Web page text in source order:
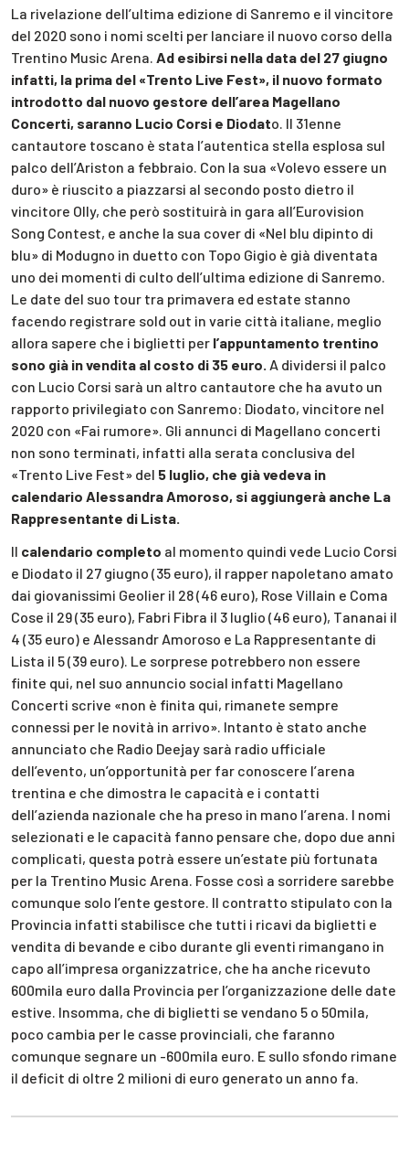
La rivelazione dell’ultima edizione di Sanremo e il vincitore
del 2020 sono i nomi scelti per lanciare il nuovo corso della
Trentino Music Arena. Ad esibirsi nella data del 27 giugno
infatti, la prima del «Trento Live Fest», il nuovo formato
introdotto dal nuovo gestore dell’area Magellano
Concerti, saranno Lucio Corsi e Diodato. Il 31enne
cantautore toscano è stata l’autentica stella esplosa sul
palco dell’Ariston a febbraio. Con la sua «Volevo essere un
duro» è riuscito a piazzarsi al secondo posto dietro il
vincitore Olly, che però sostituirà in gara all’Eurovision
Song Contest, e anche la sua cover di «Nel blu dipinto di
blu» di Modugno in duetto con Topo Gigio è già diventata
uno dei momenti di culto dell’ultima edizione di Sanremo.
Le date del suo tour tra primavera ed estate stanno
facendo registrare sold out in varie città italiane, meglio
allora sapere che i biglietti per l’appuntamento trentino
sono già in vendita al costo di 35 euro. A dividersi il palco
con Lucio Corsi sarà un altro cantautore che ha avuto un
rapporto privilegiato con Sanremo: Diodato, vincitore nel
2020 con «Fai rumore». Gli annunci di Magellano concerti
non sono terminati, infatti alla serata conclusiva del
«Trento Live Fest» del 5 luglio, che già vedeva in
calendario Alessandra Amoroso, si aggiungerà anche La
Rappresentante di Lista.
Il calendario completo al momento quindi vede Lucio Corsi
e Diodato il 27 giugno (35 euro), il rapper napoletano amato
dai giovanissimi Geolier il 28 (46 euro), Rose Villain e Coma
Cose il 29 (35 euro), Fabri Fibra il 3 luglio (46 euro), Tananai il
4 (35 euro) e Alessandr Amoroso e La Rappresentante di
Lista il 5 (39 euro). Le sorprese potrebbero non essere
finite qui, nel suo annuncio social infatti Magellano
Concerti scrive «non è finita qui, rimanete sempre
connessi per le novità in arrivo». Intanto è stato anche
annunciato che Radio Deejay sarà radio ufficiale
dell’evento, un’opportunità per far conoscere l’arena
trentina e che dimostra le capacità e i contatti
dell’azienda nazionale che ha preso in mano l’arena. I nomi
selezionati e le capacità fanno pensare che, dopo due anni
complicati, questa potrà essere un’estate più fortunata
per la Trentino Music Arena. Fosse così a sorridere sarebbe
comunque solo l’ente gestore. Il contratto stipulato con la
Provincia infatti stabilisce che tutti i ricavi da biglietti e
vendita di bevande e cibo durante gli eventi rimangano in
capo all’impresa organizzatrice, che ha anche ricevuto
600mila euro dalla Provincia per l’organizzazione delle date
estive. Insomma, che di biglietti se vendano 5 o 50mila,
poco cambia per le casse provinciali, che faranno
comunque segnare un -600mila euro. E sullo sfondo rimane
il deficit di oltre 2 milioni di euro generato un anno fa.